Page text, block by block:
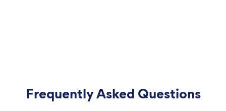
Frequently Asked Questions